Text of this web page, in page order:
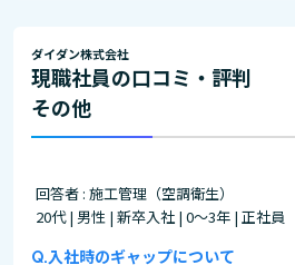
ダイダン株式会社
現職社員の口コミ・評判
その他
回答者 : 施工管理（空調衛生）
20代 | 男性 | 新卒入社 | 0～3年 | 正社員
入社時のギャップについて